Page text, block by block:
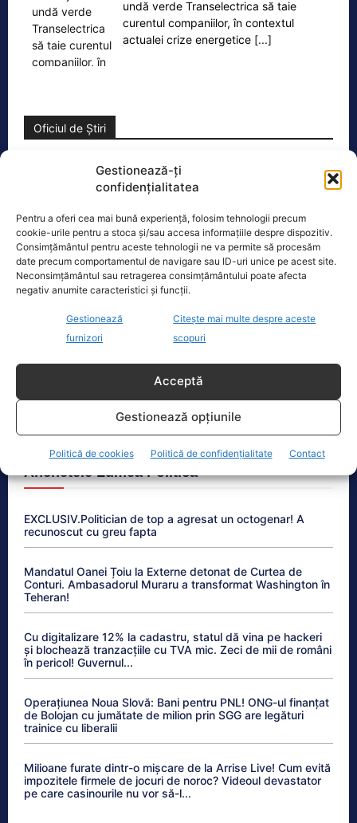
Gestionează-ți
confidențialitatea
Pentru a oferi cea mai bună experiență, folosim tehnologii precum
cookie-urile pentru a stoca și/sau accesa informațiile despre dispozitiv.
Consimțământul pentru aceste tehnologii ne va permite să procesăm
date precum comportamentul de navigare sau ID-uri unice pe acest site.
Neconsimțământul sau retragerea consimțământului poate afecta
negativ anumite caracteristici și funcții.
Gestionează
furnizori
Citește mai multe despre aceste
scopuri
Acceptă
Gestionează opțiunile
Politică de cookies Politică de confidențialitate Contact
undă verde Transelectrica să taie
curentul companiilor, în contextul
actualei crize energetice [...]
Oficiul de Știri
Cine este Petrică Paraschiv, campionul mondial care
execută 11 ani de…
cucerit un titlu mondial la box
profesionist, este din nou în centrul
atenției după
Guvernul pregătește măsuri pentru criza energetică.
Anchetele Lumea Politică
EXCLUSIV.Politician de top a agresat un octogenar! A
recunoscut cu greu fapta
Mandatul Oanei Țoiu la Externe detonat de Curtea de
Conturi. Ambasadorul Muraru a transformat Washington în
Teheran!
Cu digitalizare 12% la cadastru, statul dă vina pe hackeri
și blochează tranzacțiile cu TVA mic. Zeci de mii de români
în pericol! Guvernul...
Operațiunea Noua Slovă: Bani pentru PNL! ONG-ul finanțat
de Bolojan cu jumătate de milion prin SGG are legături
trainice cu liberalii
Milioane furate dintr-o mișcare de la Arrise Live! Cum evită
impozitele firmele de jocuri de noroc? Videoul devastator
pe care casinourile nu vor să-l...